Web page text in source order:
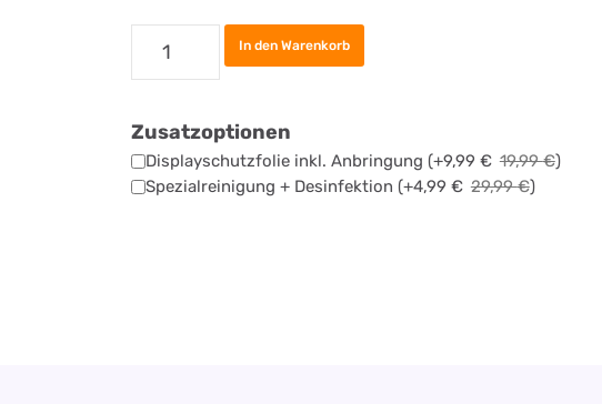
Samsung
Galaxy
Ultra
Display
In den Warenkorb
Zusatzoptionen
Displayschutzfolie inkl. Anbringung (+9,99 € 19,99€)
Spezialreinigung + Desinfektion (+4,99 € 29,99€)